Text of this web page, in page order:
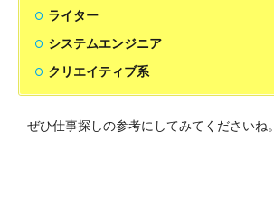
ライター
システムエンジニア
クリエイティブ系
ぜひ仕事探しの参考にしてみてくださいね。